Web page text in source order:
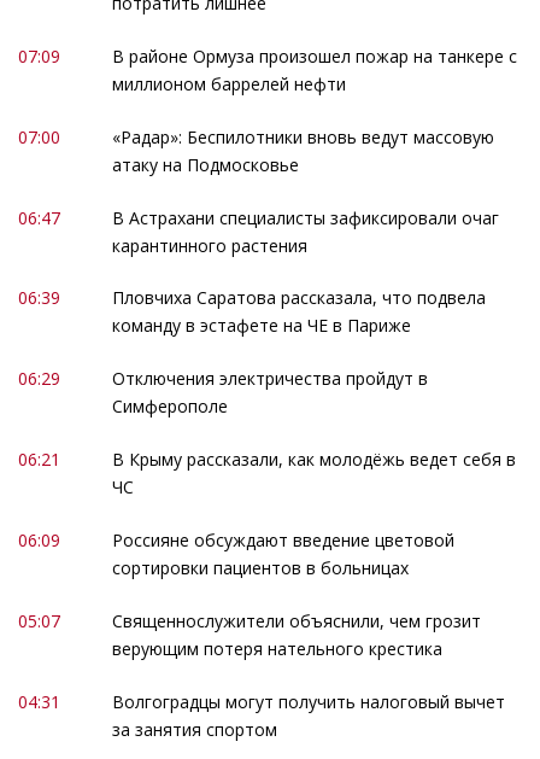
07:09
В районе Ормуза произошел пожар на танкере с
миллионом баррелей нефти
07:00
«Радар»: Беспилотники вновь ведут массовую
атаку на Подмосковье
06:47
В Астрахани специалисты зафиксировали очаг
карантинного растения
06:39
Пловчиха Саратова рассказала, что подвела
команду в эстафете на ЧЕ в Париже
06:29
Отключения электричества пройдут в
Симферополе
06:21
В Крыму рассказали, как молодёжь ведет себя в
ЧС
06:09
Россияне обсуждают введение цветовой
сортировки пациентов в больницах
05:07
Священнослужители объяснили, чем грозит
верующим потеря нательного крестика
04:31
Волгоградцы могут получить налоговый вычет
за занятия спортом